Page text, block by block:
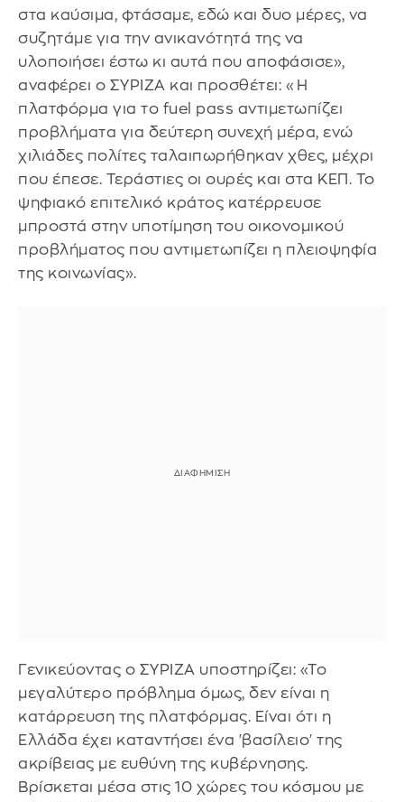
στα καύσιμα, φτάσαμε, εδώ και δυο μέρες, να
συζητάμε για την ανικανότητά της να
υλοποιήσει έστω κι αυτά που αποφάσισε»,
αναφέρει ο ΣΥΡΙΖΑ και προσθέτει: «Η
πλατφόρμα για το fuel pass αντιμετωπίζει
προβλήματα για δεύτερη συνεχή μέρα, ενώ
χιλιάδες πολίτες ταλαιπωρήθηκαν χθες, μέχρι
που έπεσε. Τεράστιες οι ουρές και στα ΚΕΠ. Το
ψηφιακό επιτελικό κράτος κατέρρευσε
μπροστά στην υποτίμηση του οικονομικού
προβλήματος που αντιμετωπίζει η πλειοψηφία
της κοινωνίας».
Γενικεύοντας ο ΣΥΡΙΖΑ υποστηρίζει: «Το
μεγαλύτερο πρόβλημα όμως, δεν είναι η
κατάρρευση της πλατφόρμας. Είναι ότι η
Ελλάδα έχει καταντήσει ένα 'βασίλειο' της
ακρίβειας με ευθύνη της κυβέρνησης.
Βρίσκεται μέσα στις 10 χώρες του κόσμου με